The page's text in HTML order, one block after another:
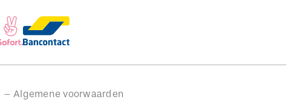
–Algemene voorwaarden